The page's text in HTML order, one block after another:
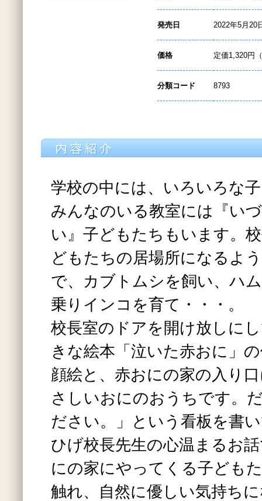
発売日 2022年5月20
価格 定価1,320円
分類コード 8793
学校の中には、いろいろな
みんなのいる教室には『い
い』子どもたちもいます。
どもたちの居場所になるよ
で、カブトムシを飼い、ハ
乗りインコを育て・・・。
校長室のドアを開け放しに
きな絵本「泣いた赤おに」
顔絵と、赤おにの家の入り
さしいおにのおうちです。
ださい。」という看板を書
ひげ校長先生の心温まるお
にの家にやってくる子ども
触れ、自然に優しい気持ち